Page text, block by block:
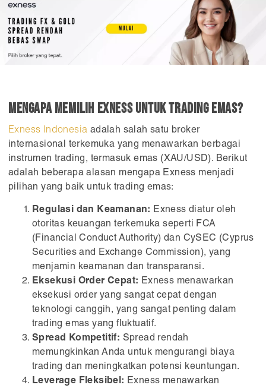
Mengapa Memilih Exness untuk Trading Emas?
Exness Indonesia adalah salah satu broker
internasional terkemuka yang menawarkan berbagai
instrumen trading, termasuk emas (XAU/USD). Berikut
adalah beberapa alasan mengapa Exness menjadi
pilihan yang baik untuk trading emas:
Regulasi dan Keamanan: Exness diatur oleh
otoritas keuangan terkemuka seperti FCA
(Financial Conduct Authority) dan CySEC (Cyprus
Securities and Exchange Commission), yang
menjamin keamanan dan transparansi.
Eksekusi Order Cepat: Exness menawarkan
eksekusi order yang sangat cepat dengan
teknologi canggih, yang sangat penting dalam
trading emas yang fluktuatif.
Spread Kompetitif: Spread rendah
memungkinkan Anda untuk mengurangi biaya
trading dan meningkatkan potensi keuntungan.
Leverage Fleksibel: Exness menawarkan